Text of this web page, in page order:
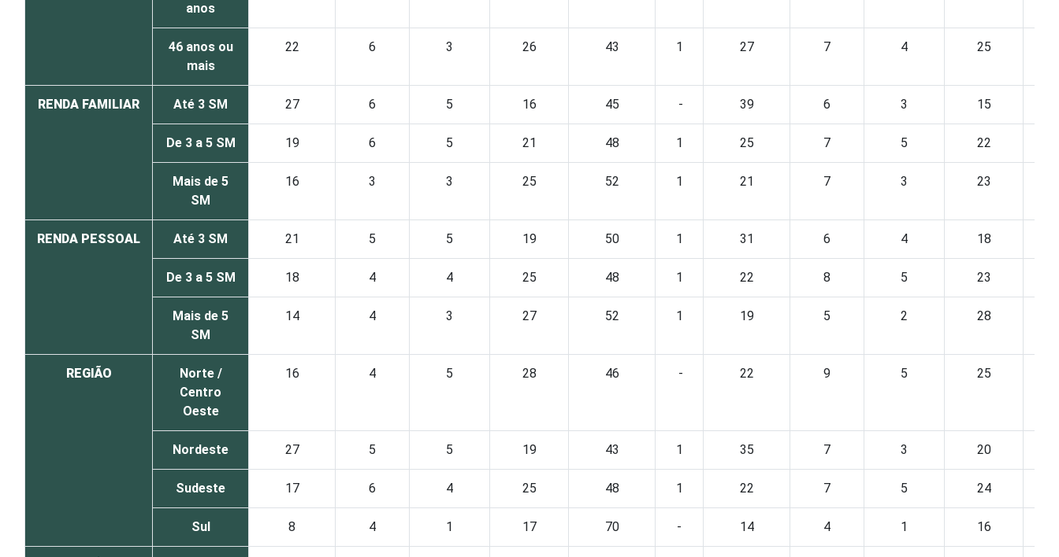
anos
46 anos ou
mais
22 6 3 26 43 1 27 7 4 25
RENDA FAMILIAR Até 3 SM 27 6 5 16 45 - 39 6 3 15
De 3 a 5 SM 19 6 5 21 48 1 25 7 5 22
Mais de 5
SM
16 3 3 25 52 1 21 7 3 23
RENDA PESSOAL Até 3 SM 21 5 5 19 50 1 31 6 4 18
De 3 a 5 SM 18 4 4 25 48 1 22 8 5 23
Mais de 5
SM
14 4 3 27 52 1 19 5 2 28
REGIÃO
Norte /
Centro
Oeste
16 4 5 28 46 - 22 9 5 25
Nordeste 27 5 5 19 43 1 35 7 3 20
Sudeste 17 6 4 25 48 1 22 7 5 24
Sul 8 4 1 17 70 - 14 4 1 16